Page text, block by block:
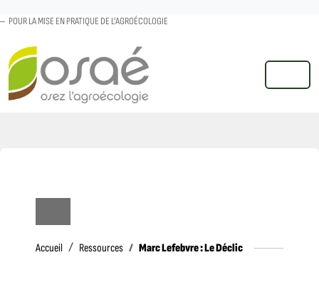
POUR LA MISE EN PRATIQUE DE L'AGROÉCOLOGIE
MENU
Accueil AccueilRessources Marc Lefebvre : Le Déclic